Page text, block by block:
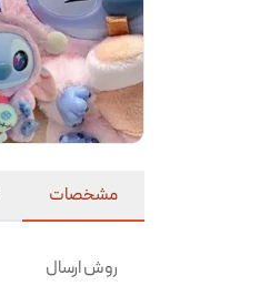
مشخصات
روش ارسال